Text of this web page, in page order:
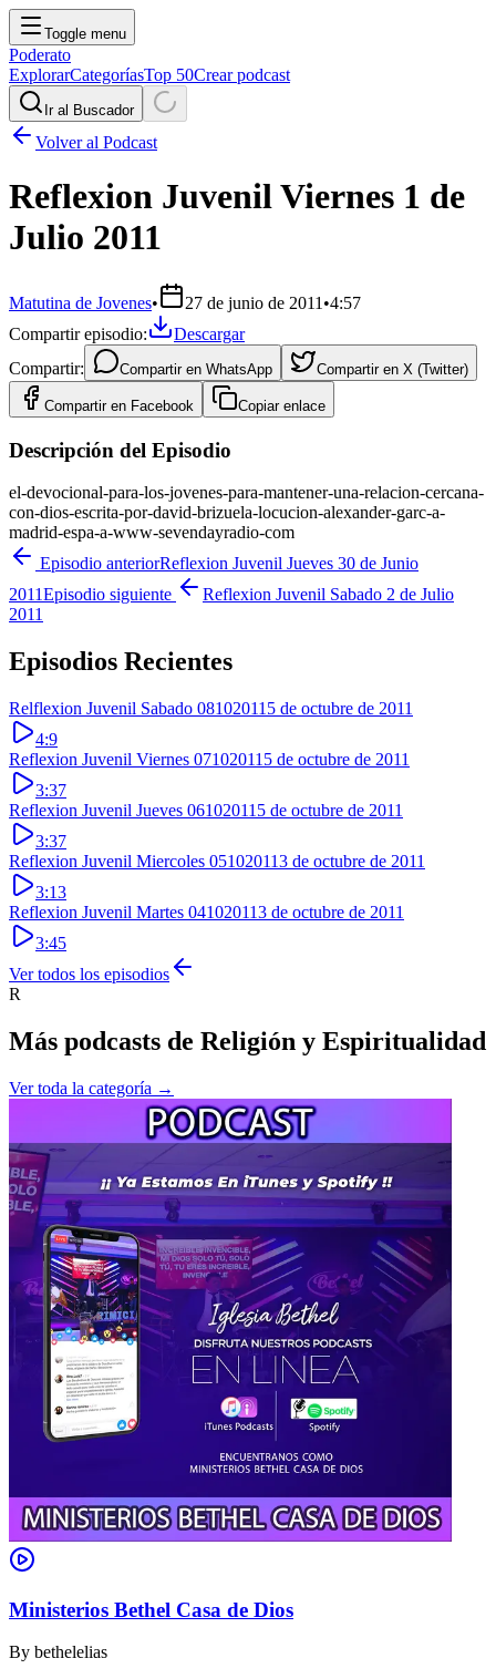
Toggle menu
Poderato
ExplorarCategoríasTop 50Crear podcast
Ir al Buscador
Volver al Podcast
Reflexion Juvenil Viernes 1 de
Julio 2011
Matutina de Jovenes• 27 de junio de 2011 •4:57
Compartir episodio:
Descargar
Compartir:
Compartir en WhatsApp Compartir en X (Twitter)
Compartir en Facebook Copiar enlace
Descripción del Episodio
el-devocional-para-los-jovenes-para-mantener-una-relacion-cercana-
con-dios-escrita-por-david-brizuela-locucion-alexander-garc-a-
madrid-espa-a-www-sevendayradio-com
Episodio anteriorReflexion Juvenil Jueves 30 de Junio
2011Episodio siguiente
Reflexion Juvenil Sabado 2 de Julio
2011
Episodios Recientes
Relflexion Juvenil Sabado 08102011 5 de octubre de 2011
4:9
Reflexion Juvenil Viernes 07102011 5 de octubre de 2011
3:37
Reflexion Juvenil Jueves 06102011 5 de octubre de 2011
3:37
Reflexion Juvenil Miercoles 051020113 de octubre de 2011
3:13
Reflexion Juvenil Martes 041020113 de octubre de 2011
3:45
Ver todos los episodios
R
Más podcasts de Religión y Espiritualidad
Ver toda la categoría →
Ministerios Bethel Casa de Dios
By bethelelias